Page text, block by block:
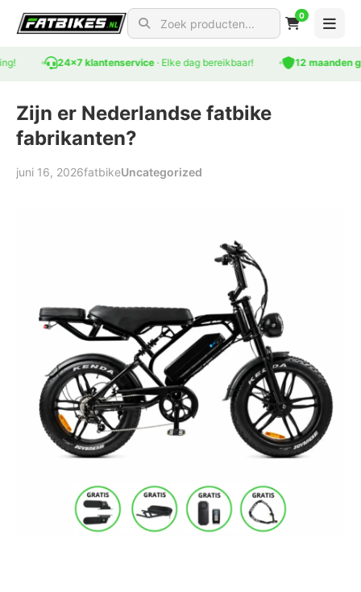
Search for products
0
24x7 klantenservice· Elke dag bereikbaar! 12 maanden
Zijn er Nederlandse fatbike
fabrikanten?
juni 16, 2026fatbikeUncategorized